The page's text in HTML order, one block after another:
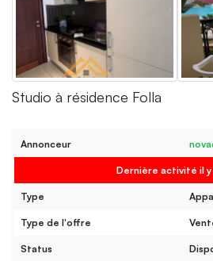
Studio à résidence Folla
Annonceur
Dernière activité il y
Type
Type de l'offre
Status